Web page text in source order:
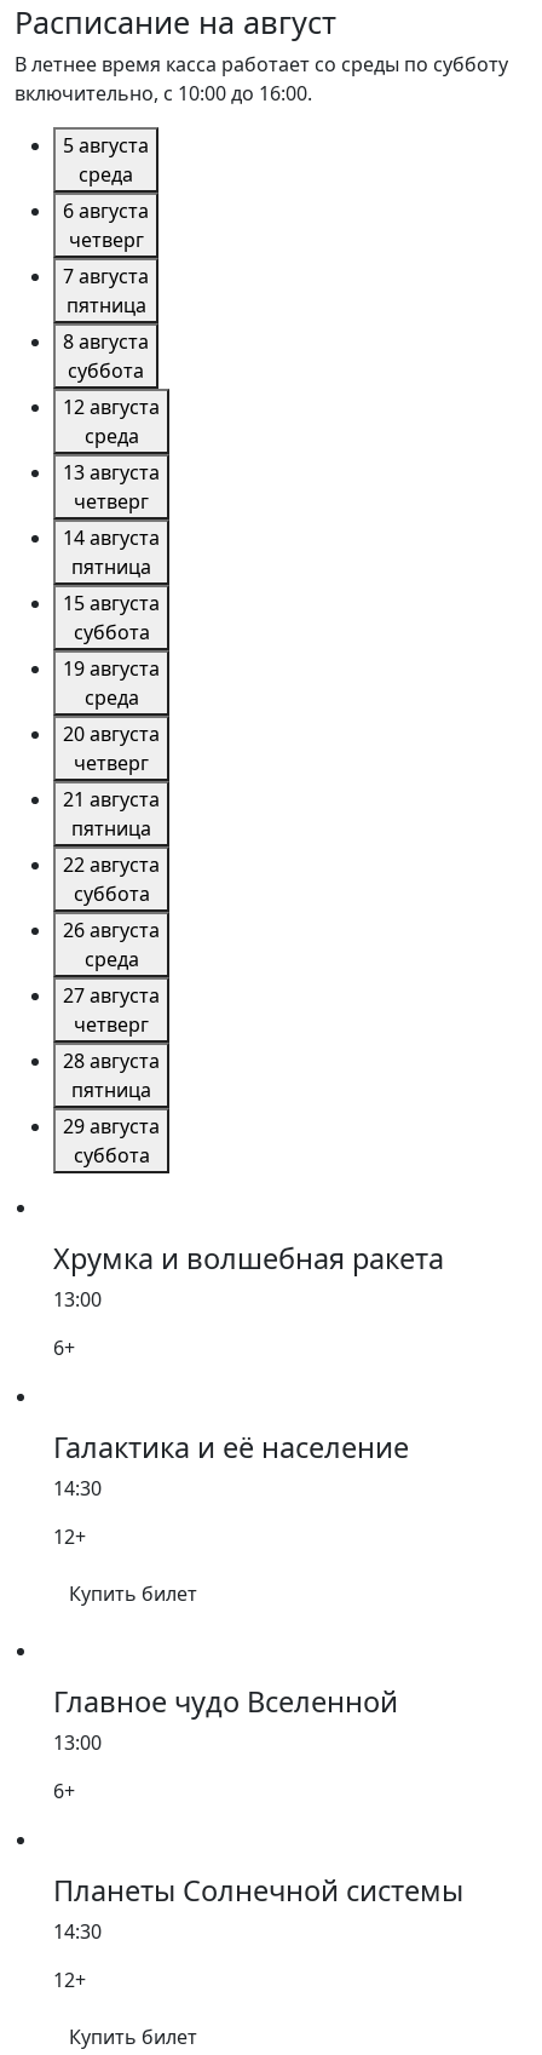
Расписание на август
В летнее время касса работает со среды по субботу
включительно, с 10:00 до 16:00.
5 августа
среда
6 августа
четверг
7 августа
пятница
8 августа
суббота
12 августа
среда
13 августа
четверг
14 августа
пятница
15 августа
суббота
19 августа
среда
20 августа
четверг
21 августа
пятница
22 августа
суббота
26 августа
среда
27 августа
четверг
28 августа
пятница
29 августа
суббота
Хрумка и волшебная ракета
13:00
6+
Галактика и её население
14:30
12+
Купить билет
Главное чудо Вселенной
13:00
6+
Планеты Солнечной системы
14:30
12+
Купить билет